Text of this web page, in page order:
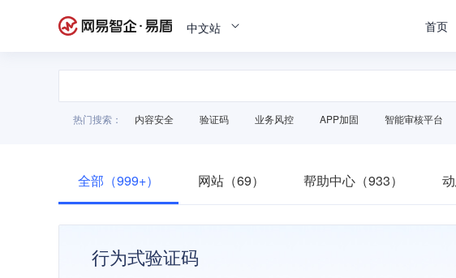
中文站 首页
热门搜索： 内容安全 验证码 业务风控 APP加固 智能审核平台
全部（999+） 网站（69） 帮助中心（933）
行为式验证码